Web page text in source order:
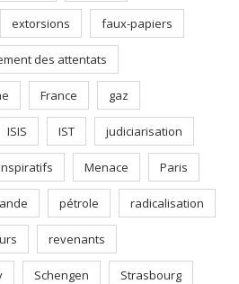
extorsions faux-papiers
des attentats
France gaz
ISIS IST judiciarisation
Menace Paris
pétrole radicalisation
revenants
Schengen Strasbourg